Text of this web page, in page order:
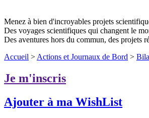
Menez à bien d'incroyables projets
Des voyages scientifiques qui changent le
Des aventures hors du commun, des projets
Accueil > Actions et Journaux de Bord >
Je m'inscris
Ajouter à ma WishList